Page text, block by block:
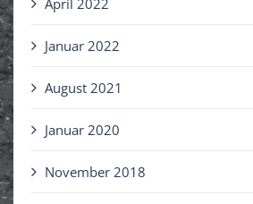
April 2022
Januar 2022
August 2021
Januar 2020
November 2018